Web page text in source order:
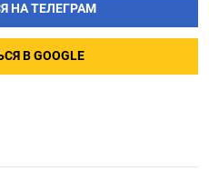
НА ТЕЛЕГРАМ
В GOOGLE